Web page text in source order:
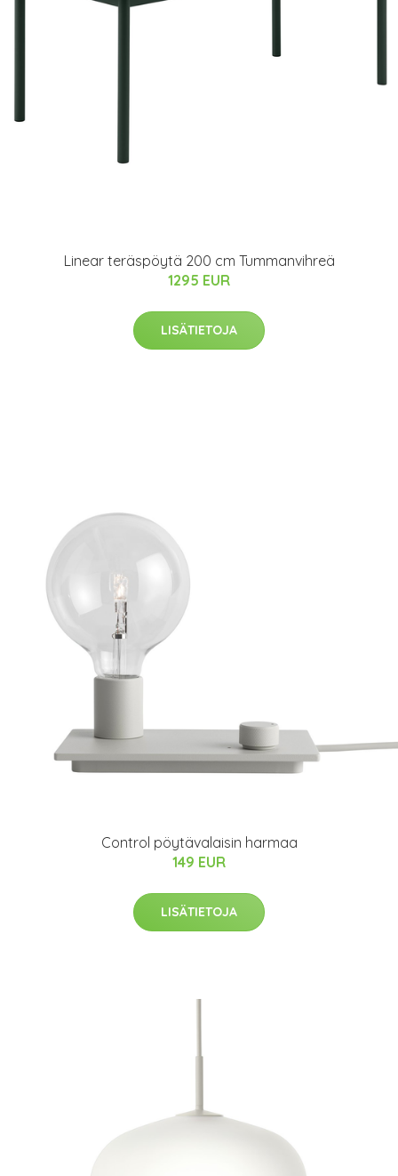
Linear teräspöytä 200 cm Tummanvihreä
1295 EUR
LISÄTIETOJA
Control pöytävalaisin harmaa
149 EUR
LISÄTIETOJA